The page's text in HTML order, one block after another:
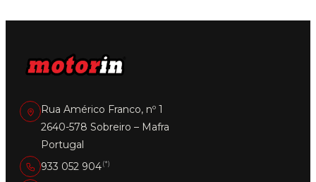
may
Rua Américo Franco, nº 1
2640-578 Sobreiro – Mafra
Portugal
933 052 904(*)